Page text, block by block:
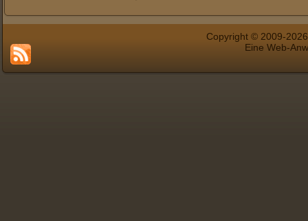
Copyright © 2009-
Eine Web-